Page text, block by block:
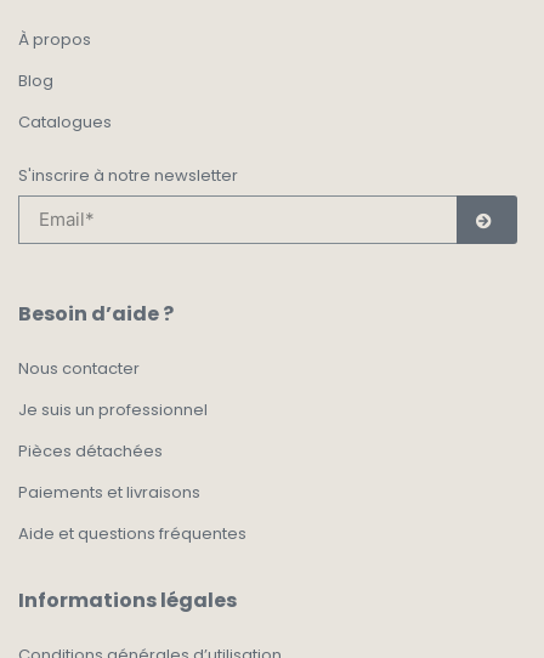
À propos
Blog
Catalogues
S'inscrire à notre newsletter
Besoin d’aide ?
Nous contacter
Je suis un professionnel
Pièces détachées
Paiements et livraisons
Aide et questions fréquentes
Informations légales